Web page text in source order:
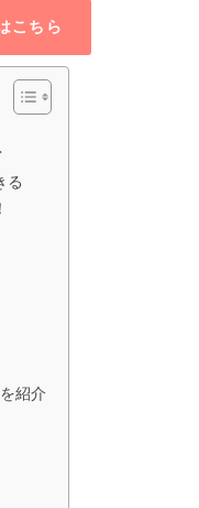
こちら
る
紹介